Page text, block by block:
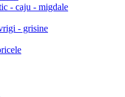
- caju - migdale
- grisine